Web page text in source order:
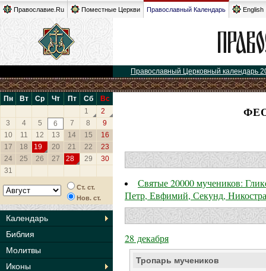
Православие.Ru Поместные Церкви Православный Календарь English
Православный Церковный календарь
Пн Вт Ср Чт Пт Сб
Вс
1
2
3
4 5 6 7 8
9
10
11 12 13 14 15
16
17
18 19 20 21 22
23
24
25 26 27 28 29
30
31
Ст. ст.
Нов. ст.
Календарь
Библия
Молитвы
Иконы
Святые 20000 мучеников:
Петр, Евфимий, Секунд,
28 декабря
Тропарь мучеников